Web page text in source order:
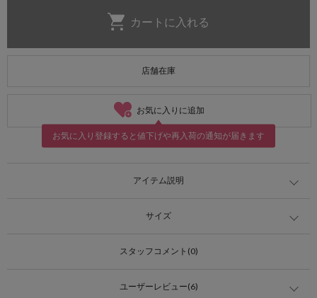
店舗在庫
お気に入りに追加
お気に入り登録すると値下げや再入荷の通知が届きます
アイテム説明
サイズ
スタッフコメント(0)
ユーザーレビュー(6)